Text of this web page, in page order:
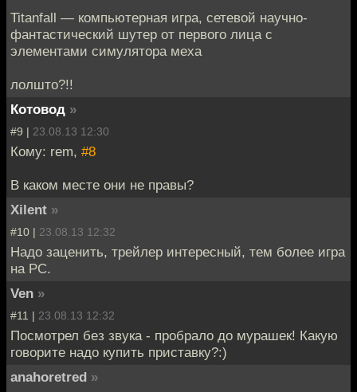
Titanfall — компьютерная игра, сетевой научно-
фантастический шутер от первого лица с
элементами симулятора меха
лолшто?!!
Котовод »
#9 | 23.08.13 12:30
Кому: rem, #8
В каком месте они не правы?
Xilent »
#10 | 23.08.13 12:32
Надо заценить, трейлер интересный, тем более игра
на PC.
Ven »
#11 | 23.08.13 12:32
Посмотрел без звука - пробрало до мурашек! Какую
говорите надо купить приставку?:)
anahoretred »